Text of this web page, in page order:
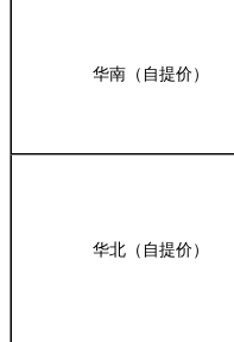
华南（自提价）
华北（自提价）